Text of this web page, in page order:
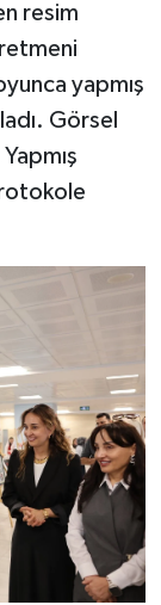
resim
yapmış
Görsel